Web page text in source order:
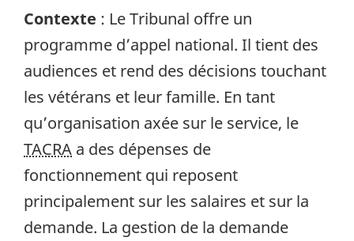
Contexte : Le Tribunal offre un
programme d’appel national. Il tient des
audiences et rend des décisions touchant
les vétérans et leur famille. En tant
qu’organisation axée sur le service, le
TACRA a des dépenses de
fonctionnement qui reposent
principalement sur les salaires et sur la
demande. La gestion de la demande